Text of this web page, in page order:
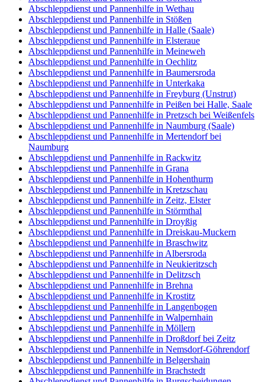
Abschleppdienst und Pannenhilfe in Wethau
Abschleppdienst und Pannenhilfe in Stößen
Abschleppdienst und Pannenhilfe in Halle (Saale)
Abschleppdienst und Pannenhilfe in Elsteraue
Abschleppdienst und Pannenhilfe in Meineweh
Abschleppdienst und Pannenhilfe in Oechlitz
Abschleppdienst und Pannenhilfe in Baumersroda
Abschleppdienst und Pannenhilfe in Unterkaka
Abschleppdienst und Pannenhilfe in Freyburg (Unstrut)
Abschleppdienst und Pannenhilfe in Peißen bei Halle, Saale
Abschleppdienst und Pannenhilfe in Pretzsch bei Weißenfels
Abschleppdienst und Pannenhilfe in Naumburg (Saale)
Abschleppdienst und Pannenhilfe in Mertendorf bei
Naumburg
Abschleppdienst und Pannenhilfe in Rackwitz
Abschleppdienst und Pannenhilfe in Grana
Abschleppdienst und Pannenhilfe in Hohenthurm
Abschleppdienst und Pannenhilfe in Kretzschau
Abschleppdienst und Pannenhilfe in Zeitz, Elster
Abschleppdienst und Pannenhilfe in Störmthal
Abschleppdienst und Pannenhilfe in Droyßig
Abschleppdienst und Pannenhilfe in Dreiskau-Muckern
Abschleppdienst und Pannenhilfe in Braschwitz
Abschleppdienst und Pannenhilfe in Albersroda
Abschleppdienst und Pannenhilfe in Neukieritzsch
Abschleppdienst und Pannenhilfe in Delitzsch
Abschleppdienst und Pannenhilfe in Brehna
Abschleppdienst und Pannenhilfe in Krostitz
Abschleppdienst und Pannenhilfe in Langenbogen
Abschleppdienst und Pannenhilfe in Walpernhain
Abschleppdienst und Pannenhilfe in Möllern
Abschleppdienst und Pannenhilfe in Droßdorf bei Zeitz
Abschleppdienst und Pannenhilfe in Nemsdorf-Göhrendorf
Abschleppdienst und Pannenhilfe in Belgershain
Abschleppdienst und Pannenhilfe in Brachstedt